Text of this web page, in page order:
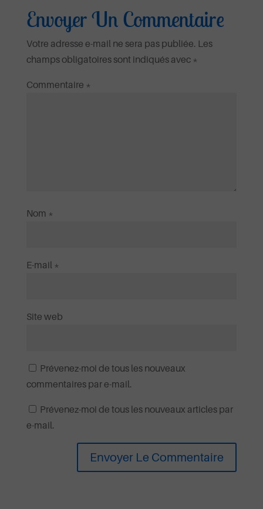
Envoyer Un Commentaire
Votre adresse e-mail ne sera pas publiée. Les
champs obligatoires sont indiqués avec *
Commentaire *
Nom *
E-mail *
Site web
Prévenez-moi de tous les nouveaux
commentaires par e-mail.
Prévenez-moi de tous les nouveaux articles par
e-mail.